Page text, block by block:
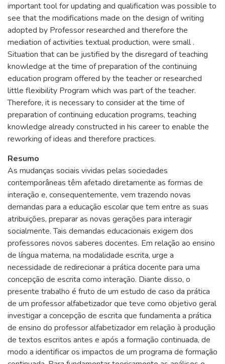
important tool for updating and qualification was possible to
see that the modifications made on the design of writing
adopted by Professor researched and therefore the
mediation of activities textual production, were small .
Situation that can be justified by the disregard of teaching
knowledge at the time of preparation of the continuing
education program offered by the teacher or researched
little flexibility Program which was part of the teacher.
Therefore, it is necessary to consider at the time of
preparation of continuing education programs, teaching
knowledge already constructed in his career to enable the
reworking of ideas and therefore practices.
Resumo
As mudanças sociais vividas pelas sociedades
contemporâneas têm afetado diretamente as formas de
interação e, consequentemente, vem trazendo novas
demandas para a educação escolar que tem entre as suas
atribuições, preparar as novas gerações para interagir
socialmente. Tais demandas educacionais exigem dos
professores novos saberes docentes. Em relação ao ensino
de língua materna, na modalidade escrita, urge a
necessidade de redirecionar a prática docente para uma
concepção de escrita como interação. Diante disso, o
presente trabalho é fruto de um estudo de caso da prática
de um professor alfabetizador que teve como objetivo geral
investigar a concepção de escrita que fundamenta a prática
de ensino do professor alfabetizador em relação à produção
de textos escritos antes e após a formação continuada, de
modo a identificar os impactos de um programa de formação